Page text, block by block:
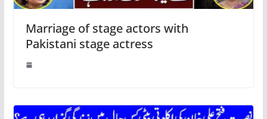
Marriage of stage actors with
Pakistani stage actress